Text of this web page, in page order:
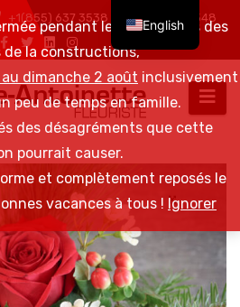
pendant les 2 semaines des
de la constructions,
dimanche 2 août inclusivement
peu de temps en famille.
des désagréments que cette
pourrait causer.
et complètement reposés le
vacances à tous ! Ignorer
+1(855) 637 3538 / +1(819) 376 6548
English